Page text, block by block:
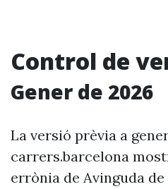
Control de
Gener de 2026
La versió prèvia a
carrers.barcelona
errònia de Avinguda